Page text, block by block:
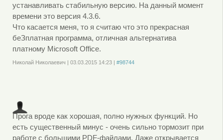
устанавливать стабильную версию. На данный момент
времени это версия 4.3.6.
Что касается меня, то я считаю что это прекрасная
беЗплатная программа, отличная альтернатива
платному Microsoft Office.
Николай Николаевич | 03.03.2015 14:23| #98744
Прога вроде как хорошая, полно нужных функций. Но
есть существенный минус - очень сильно тормозит при
работе с большими PDF-файлами. Даже открывается